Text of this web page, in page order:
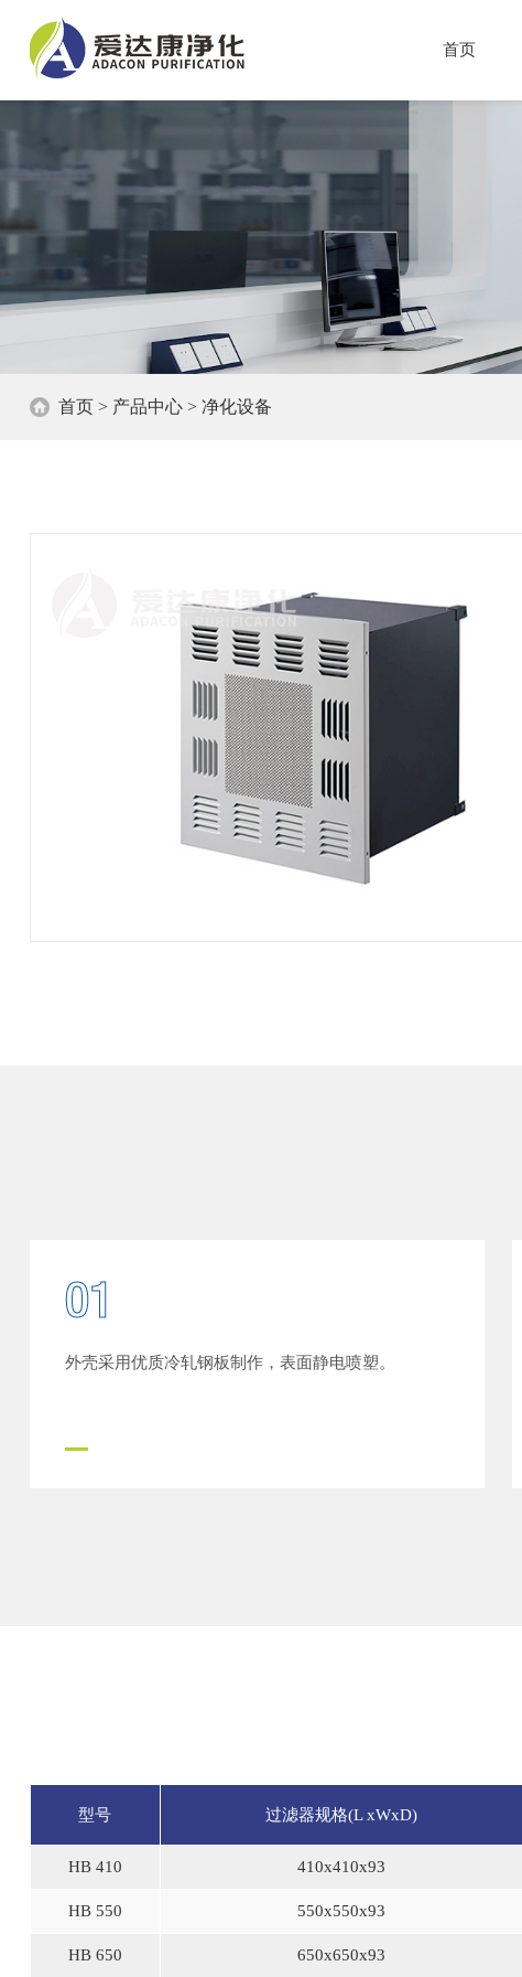
首页
首页> 产品中心> 净化设备
01
外壳采用优质冷轧钢板制作，表面静电喷塑。
型号 过滤器规格(L xWxD)
HB 410 410x410x93
HB 550 550x550x93
HB 650 650x650x93